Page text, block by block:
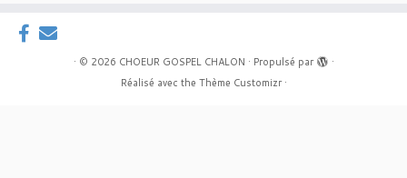
· © 2026 CHOEUR GOSPEL CHALON · Propulsé par
·
Réalisé avec the Thème Customizr·